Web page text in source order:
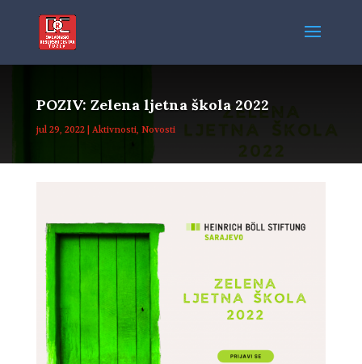
POZIV: Zelena ljetna škola 2022
jul 29, 2022| Aktivnosti, Novosti